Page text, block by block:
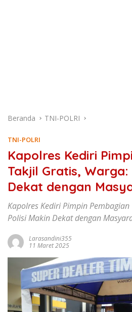
Beranda TNI-POLRI
TNI-POLRI
Kapolres Kediri
Takjil Gratis, Warga:
Dekat dengan
Kapolres Kediri Pimpin
Polisi Makin Dekat dengan
Larasandini355
11 Maret 2025